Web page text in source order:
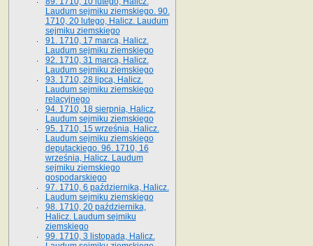
Laudum sejmiku ziemskiego. 90.
1710, 20 lutego, Halicz. Laudum
sejmiku ziemskiego
91. 1710, 17 marca, Halicz.
Laudum sejmiku ziemskiego
92. 1710, 31 marca, Halicz.
Laudum sejmiku ziemskiego
93. 1710, 28 lipca, Halicz.
Laudum sejmiku ziemskiego
relacyjnego
94. 1710, 18 sierpnia, Halicz.
Laudum sejmiku ziemskiego
95. 1710, 15 września, Halicz.
Laudum sejmiku ziemskiego
deputackiego. 96. 1710, 16
września, Halicz. Laudum
sejmiku ziemskiego
gospodarskiego
97. 1710, 6 października, Halicz.
Laudum sejmiku ziemskiego
98. 1710, 20 października,
Halicz. Laudum sejmiku
ziemskiego
99. 1710, 3 listopada, Halicz.